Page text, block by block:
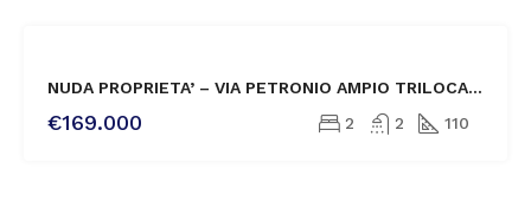
NUDA PROPRIETA’ – VIA PETRONIO AMPIO TRILOCALE CON TERRAZZA
€169.000 2 2 110